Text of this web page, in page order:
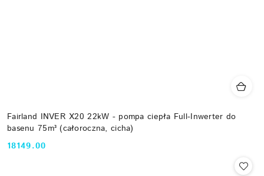
Fairland INVER X20 22kW - pompa ciepła Full-Inwerter do
basenu 75m³ (całoroczna, cicha)
Cena:
18149.00